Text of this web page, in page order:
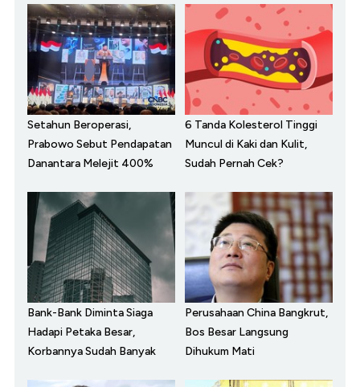
Setahun Beroperasi,
Prabowo Sebut Pendapatan
Danantara Melejit 400%
6 Tanda Kolesterol Tinggi
Muncul di Kaki dan Kulit,
Sudah Pernah Cek?
Bank-Bank Diminta Siaga
Hadapi Petaka Besar,
Korbannya Sudah Banyak
Perusahaan China Bangkrut,
Bos Besar Langsung
Dihukum Mati